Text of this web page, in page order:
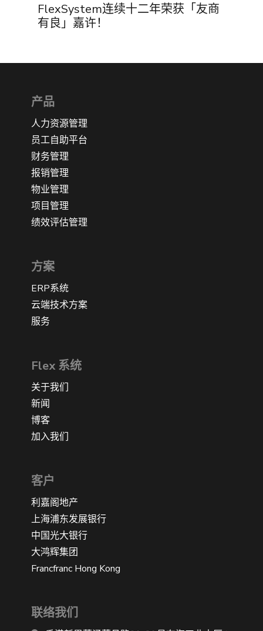
FlexSystem连续十二年荣获「友商
有良」嘉许！
产品
人力资源管理
员工自助平台
财务管理
报销管理
物业管理
项目管理
绩效评估管理
方案
ERP系统
云端技术方案
服务
Flex 系统
关于我们
新闻
博客
加入我们
客户
利嘉阁地产
上海浦东发展银行
中国光大银行
大鸿辉集团
Francfranc Hong Kong
联络我们